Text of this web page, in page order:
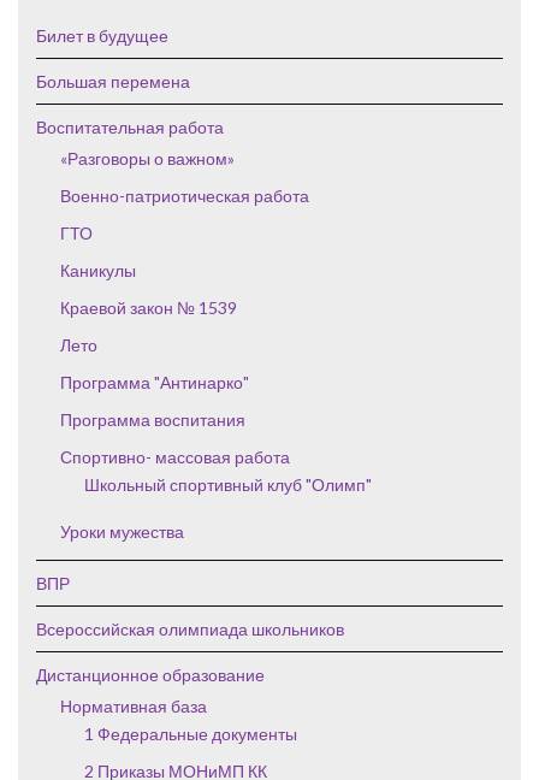
Билет в будущее
Большая перемена
Воспитательная работа
«Разговоры о важном»
Военно-патриотическая работа
ГТО
Каникулы
Краевой закон № 1539
Лето
Программа "Антинарко"
Программа воспитания
Спортивно- массовая работа
Школьный спортивный клуб "Олимп"
Уроки мужества
ВПР
Всероссийская олимпиада школьников
Дистанционное образование
Нормативная база
1 Федеральные документы
2 Приказы МОНиМП КК